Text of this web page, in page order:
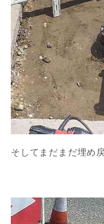
そしてまだまだ埋め